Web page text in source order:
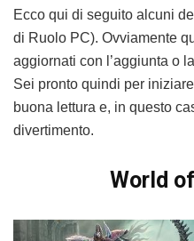
Ecco qui di seguito alcuni
di Ruolo PC). Ovviamente
aggiornati con l’aggiunta o
Sei pronto quindi per
buona lettura e, in questo
divertimento.
World